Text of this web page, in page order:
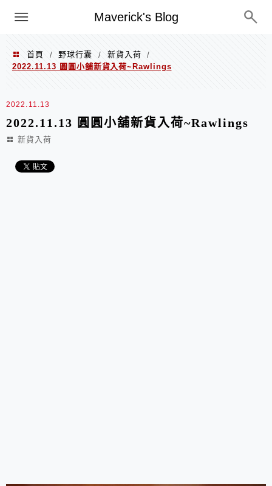
Maverick's Blog
Menu
首頁 / 野球行囊 / 新貨入荷
/
2022.11.13 圓圓小舖新貨入荷~Rawlings
2022.11.13
2022.11.13 圓圓小舖新貨入荷~Rawlings
新貨入荷